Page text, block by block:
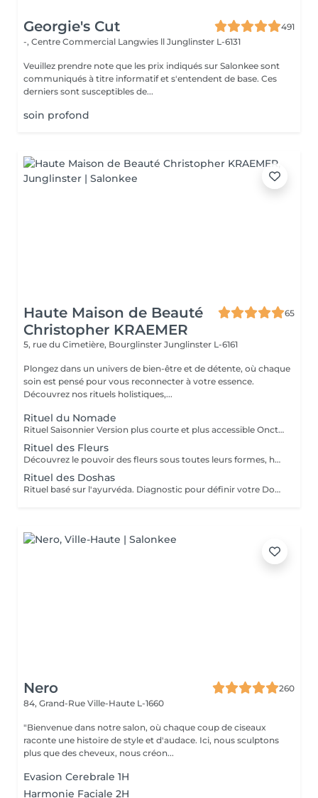
Georgie's Cut
491
-, Centre Commercial Langwies ll Junglinster L-6131
Veuillez prendre note que les prix indiqués sur Salonkee sont
communiqués à titre informatif et s'entendent de base. Ces
derniers sont susceptibles de...
soin profond
Haute Maison de Beauté
Christopher KRAEMER
65
5, rue du Cimetière, Bourglinster Junglinster L-6161
Plongez dans un univers de bien-être et de détente, où chaque
soin est pensé pour vous reconnecter à votre essence.
Découvrez nos rituels holistiques,...
Rituel du Nomade
Rituel Saisonnier Version plus courte et plus accessible Onction d'huile d'aloès-vera-argan-dattier, gommage aux pépins de fraise et poudre d'ananas, cataplasme au rhassoul, bain de vapeur citron vert-menthe, shampooing citron vert-lavande-ylang-ylang, masque Néroli-ciste ladanifère-menthe avec massage de la tête, cascade, pulvérisation faciale hydrolat de fleur d'oranger
Rituel des Fleurs
Découvrez le pouvoir des fleurs sous toutes leurs formes, huiles végétales, essentielles, infusions etc Un moment de poésie, qui vous laissera sans voix.. Véritable moment de relaxation complète. Sauna infrarouge, Massage shiatsu, bol d'air jacquier, douche. Onction d'huiles précieuses, hammam crânien, facial et respiratoire, bains rythmés avec méditation guidée, exercices de sophrologie, shampooing, pose de masque et massage crânien, rituel de la cascade, rinçage à l'infusion de plantes et pulvérisation faciale aux hydrolats qui clôturent le soin. Ne comprend pas le séchage des cheveux.
Rituel des Doshas
Rituel basé sur l'ayurvéda. Diagnostic pour définir votre Doshas dominant afin de le rééquilibrer En plus des rituels complets -Diagnostic -Application d'huiles chaudes -Application cataplasmes ayurvédiques (cuir chevelu & cheveux)
Nero
260
84, Grand-Rue Ville-Haute L-1660
"Bienvenue dans notre salon, où chaque coup de ciseaux
raconte une histoire de style et d'audace. Ici, nous sculptons
plus que des cheveux, nous créon...
Evasion Cerebrale 1H
Harmonie Faciale 2H